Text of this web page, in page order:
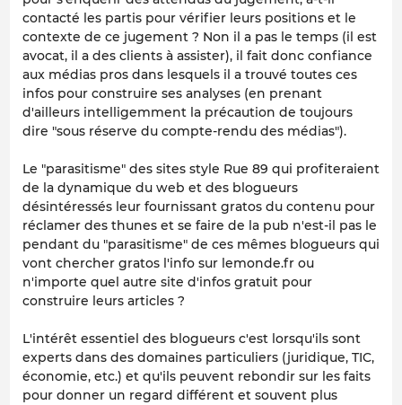
contacté les partis pour vérifier leurs positions et le
contexte de ce jugement ? Non il a pas le temps (il est
avocat, il a des clients à assister), il fait donc confiance
aux médias pros dans lesquels il a trouvé toutes ces
infos pour construire ses analyses (en prenant
d'ailleurs intelligemment la précaution de toujours
dire "sous réserve du compte-rendu des médias").
Le "parasitisme" des sites style Rue 89 qui profiteraient
de la dynamique du web et des blogueurs
désintéressés leur fournissant gratos du contenu pour
réclamer des thunes et se faire de la pub n'est-il pas le
pendant du "parasitisme" de ces mêmes blogueurs qui
vont chercher gratos l'info sur lemonde.fr ou
n'importe quel autre site d'infos gratuit pour
construire leurs articles ?
L'intérêt essentiel des blogueurs c'est lorsqu'ils sont
experts dans des domaines particuliers (juridique, TIC,
économie, etc.) et qu'ils peuvent rebondir sur les faits
pour donner un regard différent et souvent plus